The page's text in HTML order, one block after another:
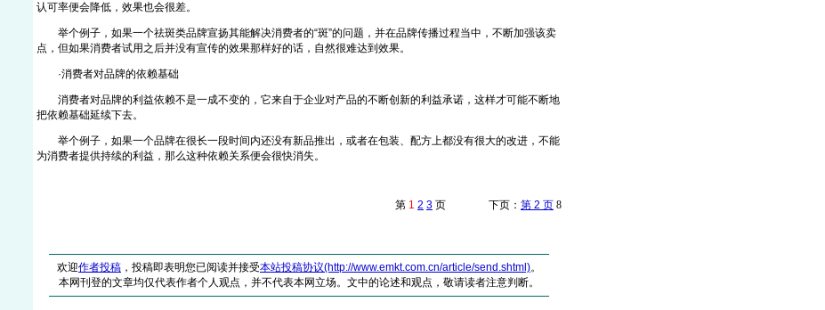
认可率便会降低，效果也会很差。
举个例子，如果一个祛斑类品牌宣扬其能解决消费者的“斑”的问题，并在品牌传播过程当中，不断加强该卖
点，但如果消费者试用之后并没有宣传的效果那样好的话，自然很难达到效果。
·消费者对品牌的依赖基础
消费者对品牌的利益依赖不是一成不变的，它来自于企业对产品的不断创新的利益承诺，这样才可能不断地
把依赖基础延续下去。
举个例子，如果一个品牌在很长一段时间内还没有新品推出，或者在包装、配方上都没有很大的改进，不能
为消费者提供持续的利益，那么这种依赖关系便会很快消失。
第 1 2 3 页 下页： 第 2 页 8
欢迎作者投稿 ，投稿即表明您已阅读并接受本站投稿协议(http://www.emkt.com.cn/article/send.shtml)。
本网刊登的文章均仅代表作者个人观点，并不代表本网立场。文中的论述和观点，敬请读者注意判断。